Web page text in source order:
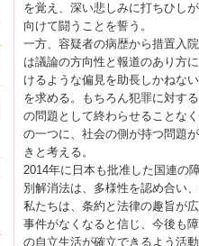
を覚え、深い悲しみに打ちひし
向けて闘うことを誓う。
一方、容疑者の病歴から措置入
は議論の方向性と報道のあり方
けるような偏見を助長しかねな
を求める。もちろん犯罪に対す
の問題として終わらせることな
の一つに、社会の側が持つ問題
きと考える。
2014年に日本も批准した国連の
別解消法は、多様性を認め合い
私たちは、条約と法律の趣旨が
事件がなくなると信じ、今後も
の自立生活が確立できるよう活